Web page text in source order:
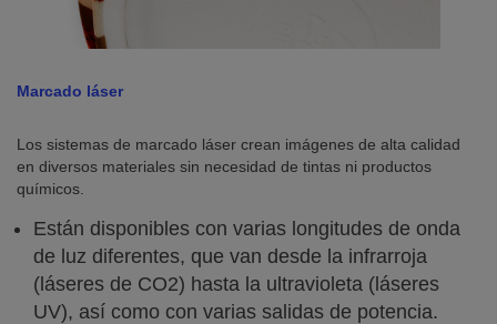
Marcado láser
Los sistemas de marcado láser crean imágenes de alta calidad
en diversos materiales sin necesidad de tintas ni productos
químicos.
Están disponibles con varias longitudes de onda
de luz diferentes, que van desde la infrarroja
(láseres de CO2) hasta la ultravioleta (láseres
UV), así como con varias salidas de potencia.